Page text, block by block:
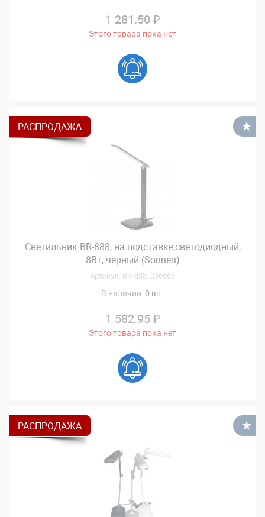
1 281.50 ₽
Этого товара пока нет
РАСПРОДАЖА
Светильник BR-888, на подставке,светодиодный,
8Вт, черный (Sonnen)
Артикул: BR-888, 236665
В наличии: 0 шт.
1 582.95 ₽
Этого товара пока нет
РАСПРОДАЖА